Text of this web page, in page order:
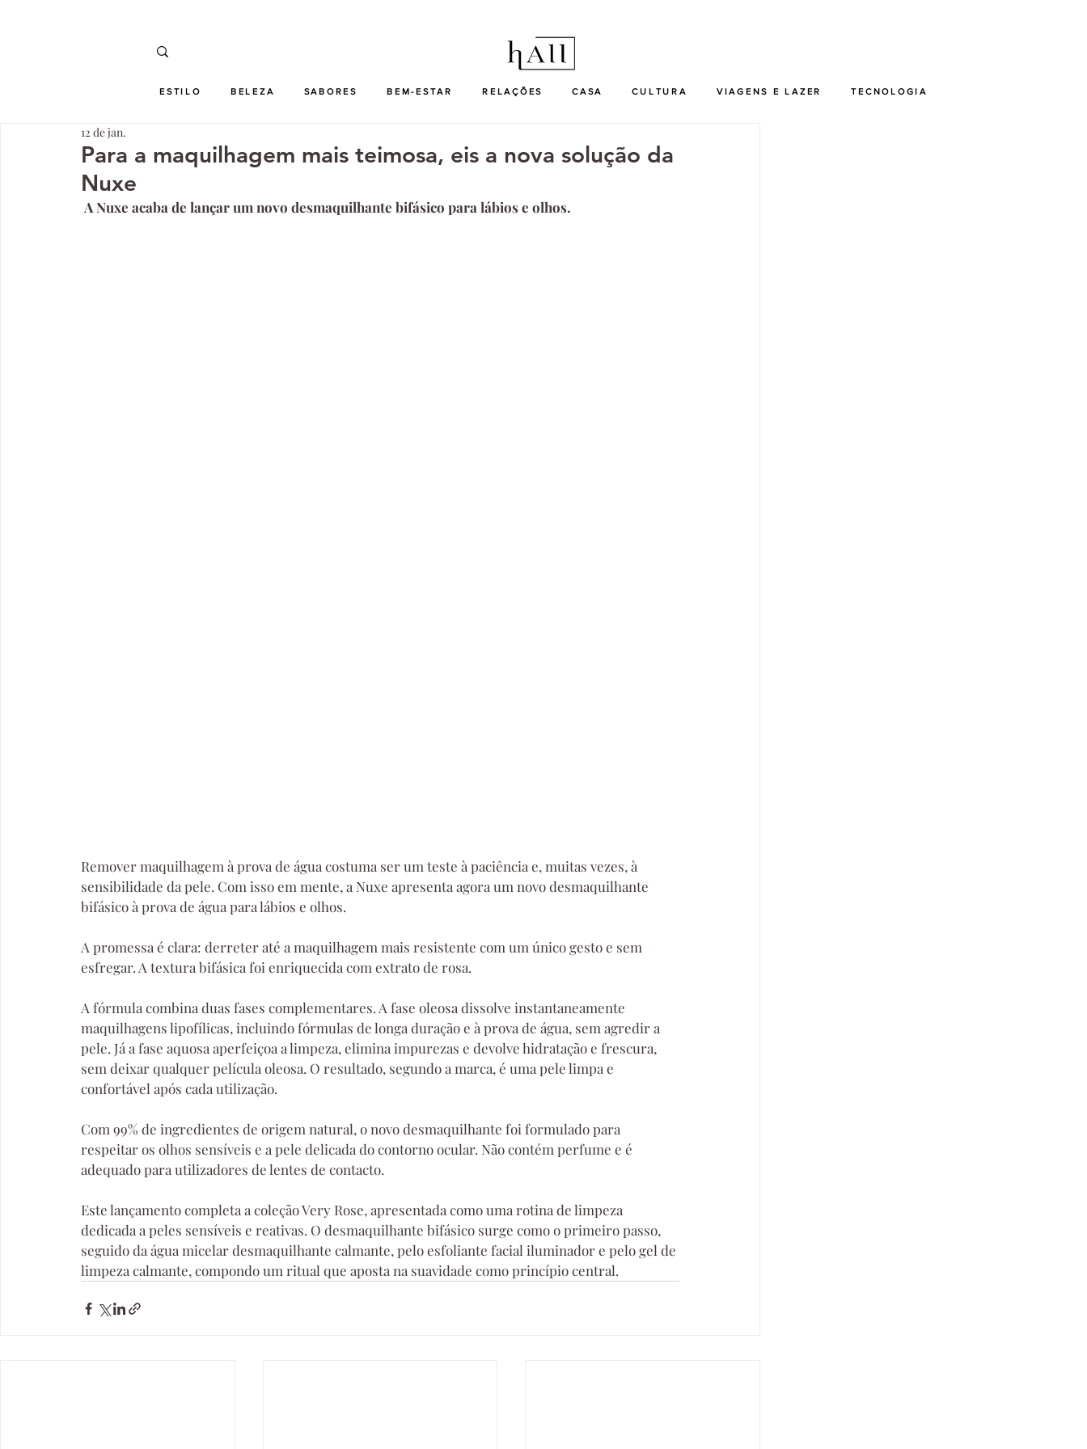
ESTILO BELEZA SABORES BEM-ESTAR RELAÇÕES CASA CULTURA VIAGENS E LAZER TECNOLOGIA
Para a maquilhagem mais teimosa, eis a nova solução da
Nuxe
12 de jan.
A Nuxe acaba de lançar um novo desmaquilhante bifásico para lábios e olhos.
Remover maquilhagem à prova de água costuma ser um teste à paciência e, muitas vezes, à
sensibilidade da pele. Com isso em mente, a Nuxe apresenta agora um novo desmaquilhante
bifásico à prova de água para lábios e olhos.
A promessa é clara: derreter até a maquilhagem mais resistente com um único gesto e sem
esfregar. A textura bifásica foi enriquecida com extrato de rosa.
A fórmula combina duas fases complementares. A fase oleosa dissolve instantaneamente
maquilhagens lipofílicas, incluindo fórmulas de longa duração e à prova de água, sem agredir a
pele. Já a fase aquosa aperfeiçoa a limpeza, elimina impurezas e devolve hidratação e frescura,
sem deixar qualquer película oleosa. O resultado, segundo a marca, é uma pele limpa e
confortável após cada utilização.
Com 99% de ingredientes de origem natural, o novo desmaquilhante foi formulado para
respeitar os olhos sensíveis e a pele delicada do contorno ocular. Não contém perfume e é
adequado para utilizadores de lentes de contacto.
Este lançamento completa a coleção Very Rose, apresentada como uma rotina de limpeza
dedicada a peles sensíveis e reativas. O desmaquilhante bifásico surge como o primeiro passo,
seguido da água micelar desmaquilhante calmante, pelo esfoliante facial iluminador e pelo gel de
limpeza calmante, compondo um ritual que aposta na suavidade como princípio central.